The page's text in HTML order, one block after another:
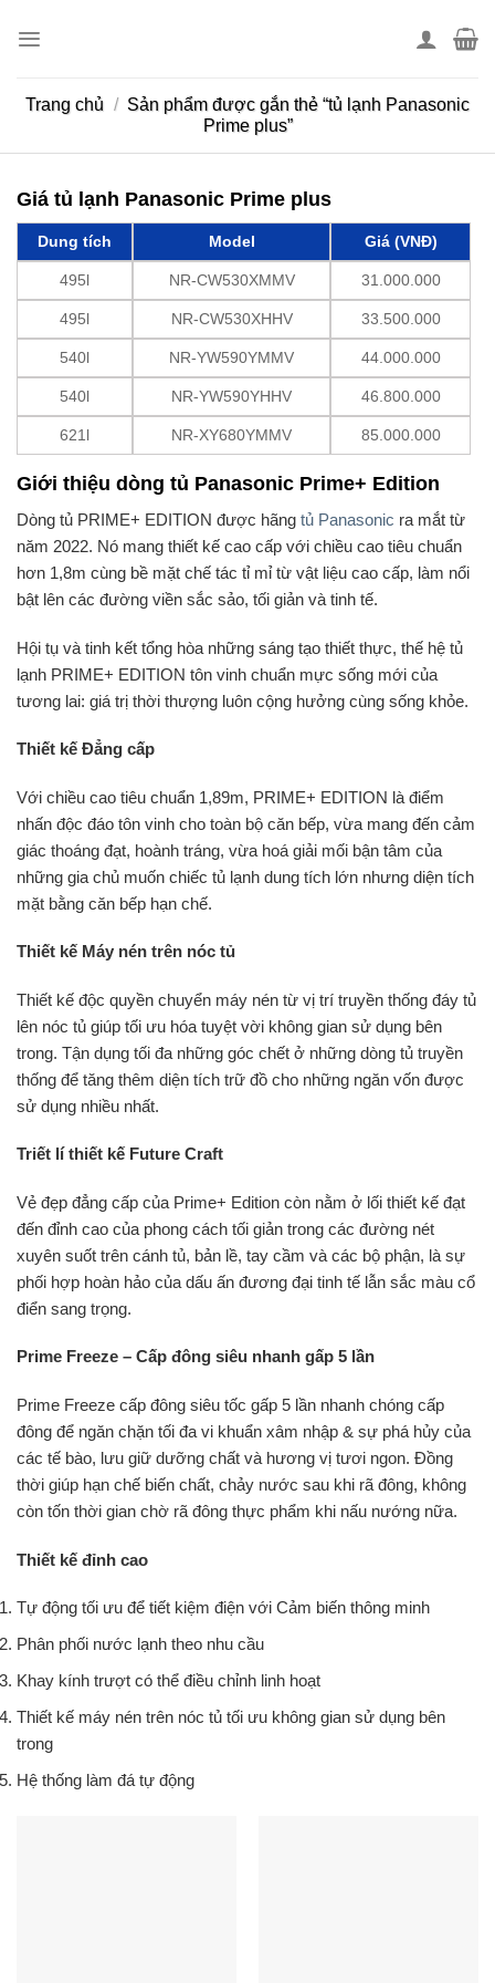
Trang chủ / Sản phẩm được gắn thẻ “tủ lạnh Panasonic
Prime plus”
Giá tủ lạnh Panasonic Prime plus
Dung tích Model Giá (VNĐ)
495l NR-CW530XMMV 31.000.000
495l NR-CW530XHHV 33.500.000
540l NR-YW590YMMV 44.000.000
540l NR-YW590YHHV 46.800.000
621l NR-XY680YMMV 85.000.000
Giới thiệu dòng tủ Panasonic Prime+ Edition
Dòng tủ PRIME+ EDITION được hãng tủ Panasonic ra mắt từ
năm 2022. Nó mang thiết kế cao cấp với chiều cao tiêu chuẩn
hơn 1,8m cùng bề mặt chế tác tỉ mỉ từ vật liệu cao cấp, làm nổi
bật lên các đường viền sắc sảo, tối giản và tinh tế.
Hội tụ và tinh kết tổng hòa những sáng tạo thiết thực, thế hệ tủ
lạnh PRIME+ EDITION tôn vinh chuẩn mực sống mới của
tương lai: giá trị thời thượng luôn cộng hưởng cùng sống khỏe.
Thiết kế Đẳng cấp
Với chiều cao tiêu chuẩn 1,89m, PRIME+ EDITION là điểm
nhấn độc đáo tôn vinh cho toàn bộ căn bếp, vừa mang đến cảm
giác thoáng đạt, hoành tráng, vừa hoá giải mối bận tâm của
những gia chủ muốn chiếc tủ lạnh dung tích lớn nhưng diện tích
mặt bằng căn bếp hạn chế.
Thiết kế Máy nén trên nóc tủ
Thiết kế độc quyền chuyển máy nén từ vị trí truyền thống đáy tủ
lên nóc tủ giúp tối ưu hóa tuyệt vời không gian sử dụng bên
trong. Tận dụng tối đa những góc chết ở những dòng tủ truyền
thống để tăng thêm diện tích trữ đồ cho những ngăn vốn được
sử dụng nhiều nhất.
Triết lí thiết kế Future Craft
Vẻ đẹp đẳng cấp của Prime+ Edition còn nằm ở lối thiết kế đạt
đến đỉnh cao của phong cách tối giản trong các đường nét
xuyên suốt trên cánh tủ, bản lề, tay cầm và các bộ phận, là sự
phối hợp hoàn hảo của dấu ấn đương đại tinh tế lẫn sắc màu cổ
điển sang trọng.
Prime Freeze – Cấp đông siêu nhanh gấp 5 lần
Prime Freeze cấp đông siêu tốc gấp 5 lần nhanh chóng cấp
đông để ngăn chặn tối đa vi khuẩn xâm nhập & sự phá hủy của
các tế bào, lưu giữ dưỡng chất và hương vị tươi ngon. Đồng
thời giúp hạn chế biến chất, chảy nước sau khi rã đông, không
còn tốn thời gian chờ rã đông thực phẩm khi nấu nướng nữa.
Thiết kế đỉnh cao
Tự động tối ưu để tiết kiệm điện với Cảm biến thông minh
Phân phối nước lạnh theo nhu cầu
Khay kính trượt có thể điều chỉnh linh hoạt
Thiết kế máy nén trên nóc tủ tối ưu không gian sử dụng bên
trong
Hệ thống làm đá tự động